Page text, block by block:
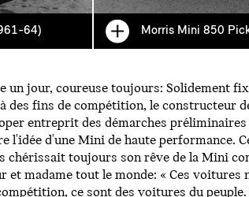
64) Morris Mini 850
un jour, coureuse toujours: Solidement
des fins de compétition, le constructeur
entreprit des démarches
l'idée d'une Mini de haute performance.
chérissait toujours son rêve de la Mini
et madame tout le monde: « Ces voitures
ce sont des voitures du